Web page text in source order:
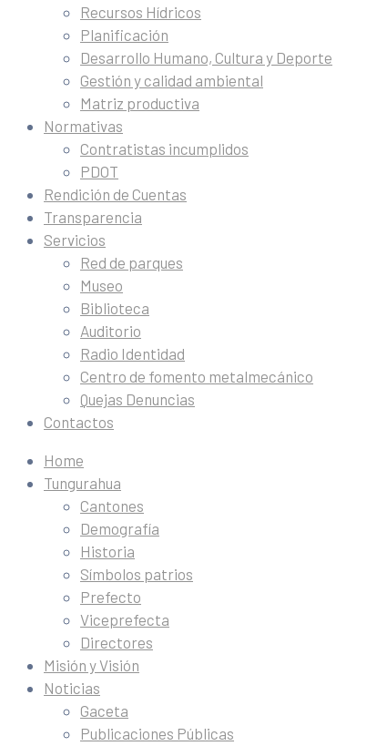
Recursos Hídricos
Planificación
Desarrollo Humano, Cultura y Deporte
Gestión y calidad ambiental
Matriz productiva
Normativas
Contratistas incumplidos
PDOT
Rendición de Cuentas
Transparencia
Servicios
Red de parques
Museo
Biblioteca
Auditorio
Radio Identidad
Centro de fomento metalmecánico
Quejas Denuncias
Contactos
Home
Tungurahua
Cantones
Demografía
Historia
Símbolos patrios
Prefecto
Viceprefecta
Directores
Misión y Visión
Noticias
Gaceta
Publicaciones Públicas